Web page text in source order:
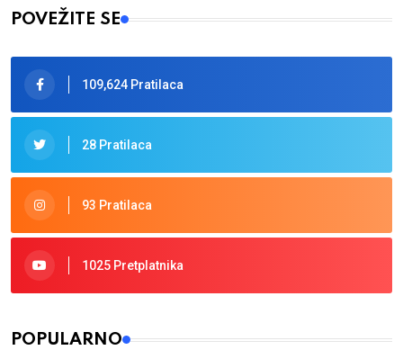
POVEŽITE SE
109,624 Pratilaca
28 Pratilaca
93 Pratilaca
1025 Pretplatnika
POPULARNO